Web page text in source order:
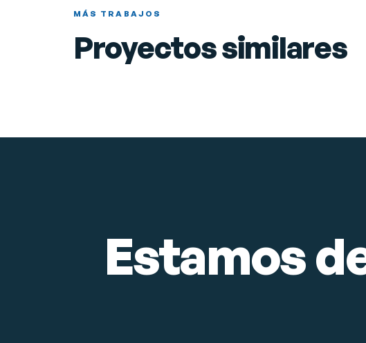
MÁS TRABAJOS
Proyectos similares
Posicionamiento SEO
Ver proyecto
Estamos